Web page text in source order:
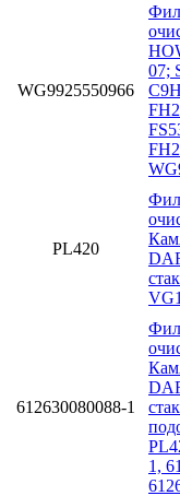
WG9925550966
07;
PL420
612630080088-1
1,